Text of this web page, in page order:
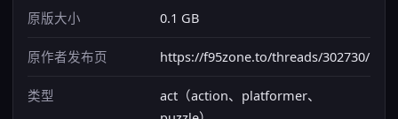
原版大小 0.1 GB
原作者发布页 https://f95zone.to/threads/302730/
类型
act（action、platformer、